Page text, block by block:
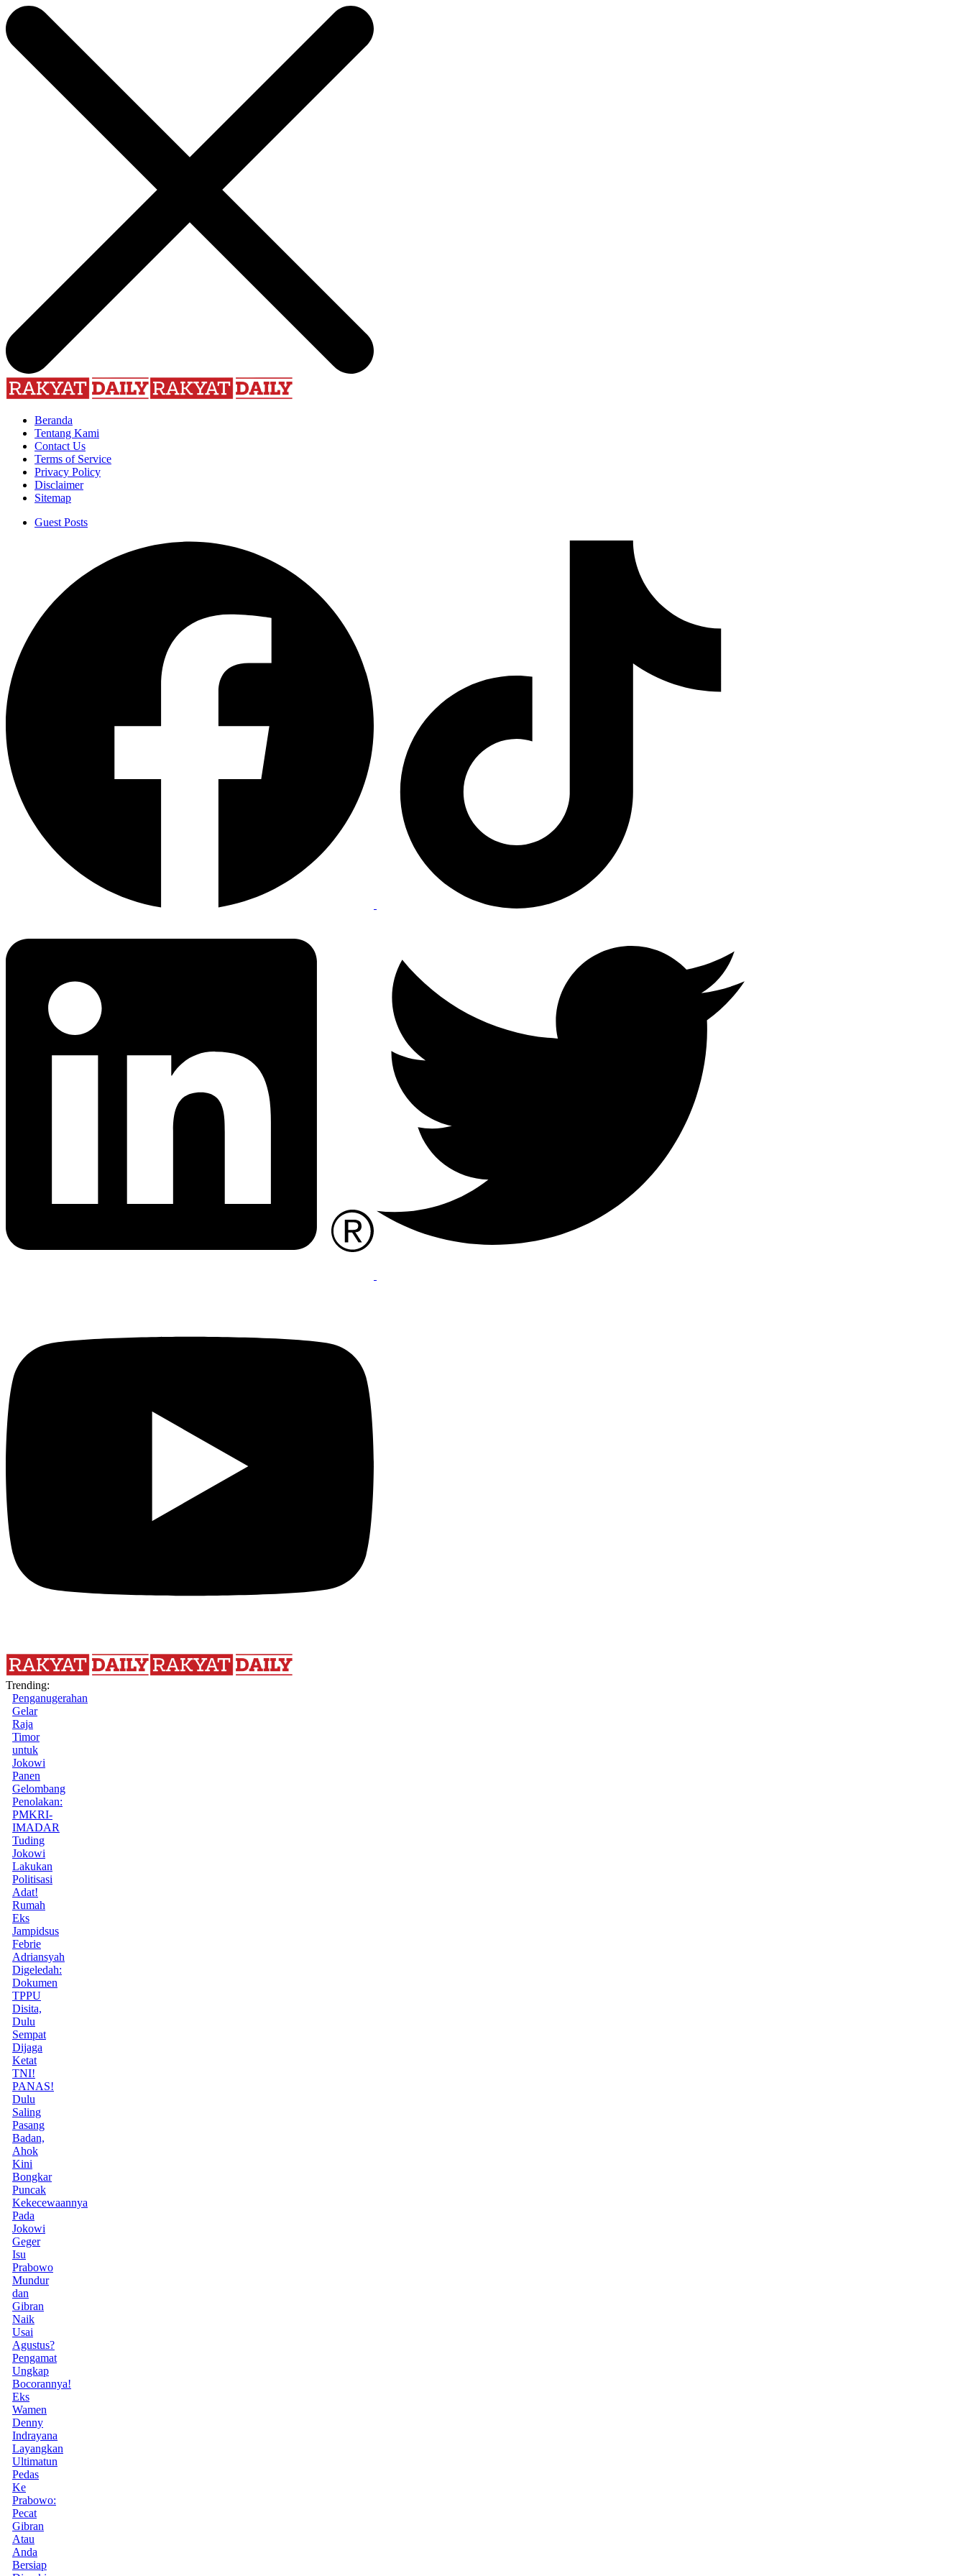
Beranda
Tentang Kami
Contact Us
Terms of Service
Privacy Policy
Disclaimer
Sitemap
Guest Posts
Trending:
Penganugerahan
Gelar
Raja
Timor
untuk
Jokowi
Panen
Gelombang
Penolakan:
PMKRI-
IMADAR
Tuding
Jokowi
Lakukan
Politisasi
Adat!
Rumah
Eks
Jampidsus
Febrie
Adriansyah
Digeledah:
Dokumen
TPPU
Disita,
Dulu
Sempat
Dijaga
Ketat
TNI!
PANAS!
Dulu
Saling
Pasang
Badan,
Ahok
Kini
Bongkar
Puncak
Kekecewaannya
Pada
Jokowi
Geger
Isu
Prabowo
Mundur
dan
Gibran
Naik
Usai
Agustus?
Pengamat
Ungkap
Bocorannya!
Eks
Wamen
Denny
Indrayana
Layangkan
Ultimatun
Pedas
Ke
Prabowo:
Pecat
Gibran
Atau
Anda
Bersiap